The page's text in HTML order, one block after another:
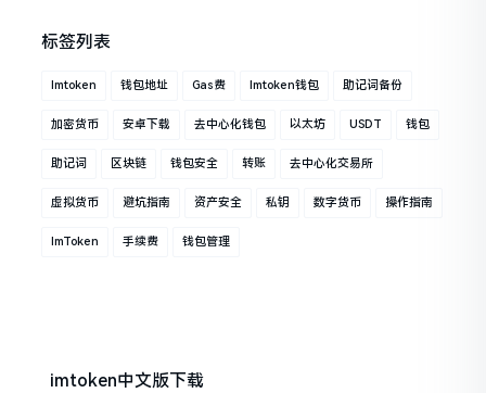
标签列表
Imtoken 钱包地址 Gas费 Imtoken钱包 助记词备份
加密货币 安卓下载 去中心化钱包 以太坊 USDT 钱包
助记词 区块链 钱包安全 转账 去中心化交易所
虚拟货币 避坑指南 资产安全 私钥 数字货币 操作指南
ImToken 手续费 钱包管理
imtoken中文版下载